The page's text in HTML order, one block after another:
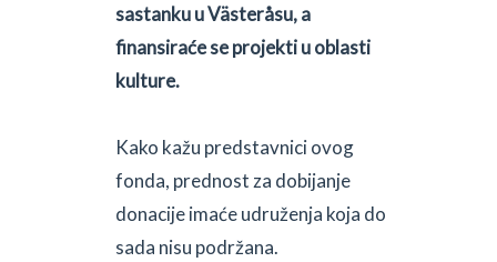
sastanku u Västeråsu, a
finansiraće se projekti u oblasti
kulture.
Kako kažu predstavnici ovog
fonda, prednost za dobijanje
donacije imaće udruženja koja do
sada nisu podržana.